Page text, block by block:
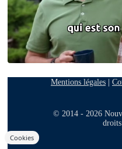
Mentions légales|
© 2014 - 2026
Cookies